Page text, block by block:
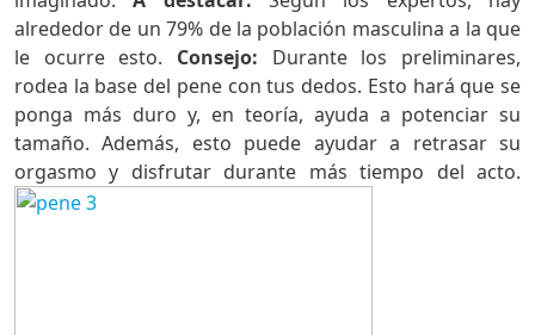
alrededor de un 79% de la población masculina a la que
le ocurre esto. Consejo: Durante los preliminares,
rodea la base del pene con tus dedos. Esto hará que se
ponga más duro y, en teoría, ayuda a potenciar su
tamaño. Además, esto puede ayudar a retrasar su
orgasmo y disfrutar durante más tiempo del acto.